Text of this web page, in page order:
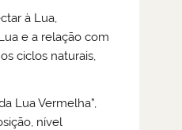
à Lua,
e a relação com
ciclos naturais,
Lua Vermelha”,
nível